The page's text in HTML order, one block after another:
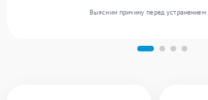
Выясним причину перед устранением